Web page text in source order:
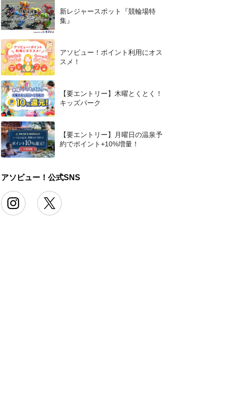
新レジャースポット『競輪場特
集』
アソビュー！ポイント利用にオス
スメ！
【要エントリー】木曜とくとく！
キッズパーク
【要エントリー】月曜日の温泉予
約でポイント+10%増量！
アソビュー！公式SNS